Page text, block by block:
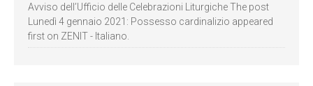
Avviso dell’Ufficio delle Celebrazioni Liturgiche The post
Lunedì 4 gennaio 2021: Possesso cardinalizio appeared
first on ZENIT - Italiano.